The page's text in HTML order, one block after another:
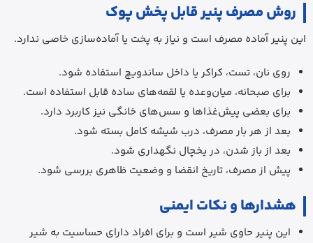
روش مصرف پنیر قابل پخش پوک
این پنیر آماده مصرف است و نیاز به پخت یا آماده‌سازی خاصی ندارد.
روی نان، تست، کراکر یا داخل ساندویچ استفاده شود.
برای صبحانه، میان‌وعده یا لقمه‌های ساده قابل استفاده است.
برای بعضی پیش‌غذاها و سس‌های خانگی نیز کاربرد دارد.
بعد از هر بار مصرف، درب شیشه کامل بسته شود.
بعد از باز شدن، در یخچال نگهداری شود.
پیش از مصرف، تاریخ انقضا و وضعیت ظاهری بررسی شود.
هشدارها و نکات ایمنی
این پنیر حاوی شیر است و برای افراد دارای حساسیت به شیر